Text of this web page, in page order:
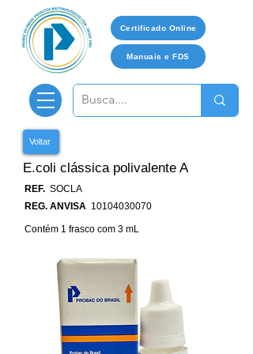
Certificado Online
Manuais e FDS
Voltar
E.coli clássica polivalente A
REF. SOCLA
REG. ANVISA 10104030070
Contém 1 frasco com 3 mL